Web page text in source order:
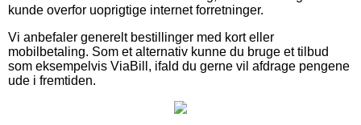
kunde overfor uoprigtige internet forretninger.
Vi anbefaler generelt bestillinger med kort eller
mobilbetaling. Som et alternativ kunne du bruge et tilbud
som eksempelvis ViaBill, ifald du gerne vil afdrage pengene
ude i fremtiden.